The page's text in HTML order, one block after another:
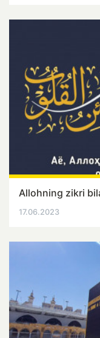
Allohning zikri
17.06.2023